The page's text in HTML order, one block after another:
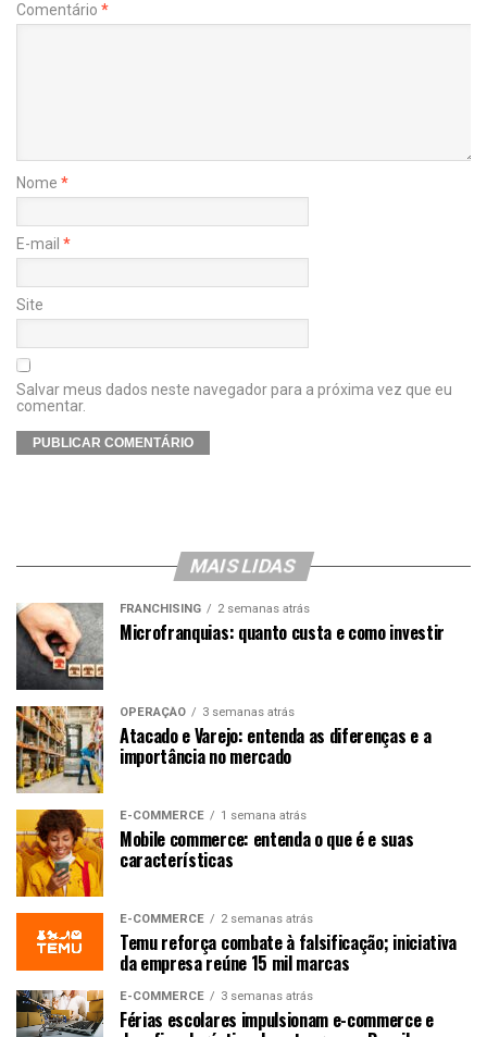
Comentário *
Nome *
E-mail *
Site
Salvar meus dados neste navegador para a próxima vez que eu
comentar.
MAIS LIDAS
FRANCHISING 2 semanas atrás
Microfranquias: quanto custa e como investir
OPERAÇÃO 3 semanas atrás
Atacado e Varejo: entenda as diferenças e a
importância no mercado
E-COMMERCE 1 semana atrás
Mobile commerce: entenda o que é e suas
características
E-COMMERCE 2 semanas atrás
Temu reforça combate à falsificação; iniciativa
da empresa reúne 15 mil marcas
E-COMMERCE 3 semanas atrás
Férias escolares impulsionam e-commerce e